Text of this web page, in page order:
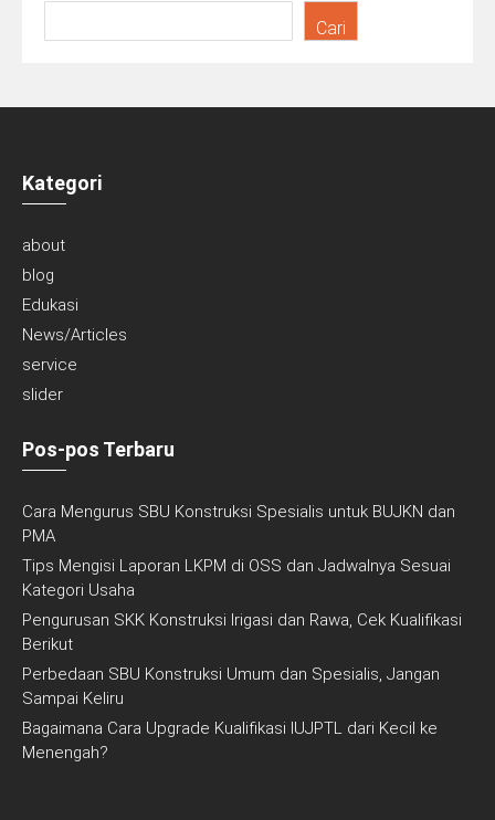
Cari
Kategori
about
blog
Edukasi
News/Articles
service
slider
Pos-pos Terbaru
Cara Mengurus SBU Konstruksi Spesialis untuk BUJKN dan
PMA
Tips Mengisi Laporan LKPM di OSS dan Jadwalnya Sesuai
Kategori Usaha
Pengurusan SKK Konstruksi Irigasi dan Rawa, Cek Kualifikasi
Berikut
Perbedaan SBU Konstruksi Umum dan Spesialis, Jangan
Sampai Keliru
Bagaimana Cara Upgrade Kualifikasi IUJPTL dari Kecil ke
Menengah?